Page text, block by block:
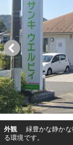
外観
緑豊かな静か
る環境です。